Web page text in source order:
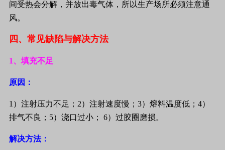
间受热会分解，并放出毒气体，所以生产场所必须注意通
风。
四、常见缺陷与解决方法
1、填充不足
原因：
1 ）注射压力不足； 2）注射速度慢； 3）熔料温度低； 4）
排气不良； 5）浇口过小； 6）过胶圈磨损。
解决方法：